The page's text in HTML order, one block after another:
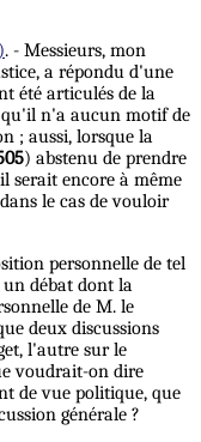
. - Messieurs, mon
a répondu d'une
été articulés de la
qu'il n'a aucun motif de
; aussi, lorsque la
) abstenu de prendre
serait encore à même
le cas de vouloir
personnelle de tel
débat dont la
de M. le
deux discussions
l'autre sur le
voudrait-on dire
de vue politique, que
générale ?